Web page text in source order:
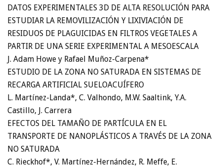
DATOS EXPERIMENTALES 3D DE ALTA RESOLUCIÓN PARA
ESTUDIAR LA REMOVILIZACIÓN Y LIXIVIACIÓN DE
RESIDUOS DE PLAGUICIDAS EN FILTROS VEGETALES A
PARTIR DE UNA SERIE EXPERIMENTAL A MESOESCALA
J. Adam Howe y Rafael Muñoz-Carpena*
ESTUDIO DE LA ZONA NO SATURADA EN SISTEMAS DE
RECARGA ARTIFICIAL SUELOACUÍFERO
L. Martínez-Landa*, C. Valhondo, M.W. Saaltink, Y.A.
Castillo, J. Carrera
EFECTOS DEL TAMAÑO DE PARTÍCULA EN EL
TRANSPORTE DE NANOPLÁSTICOS A TRAVÉS DE LA ZONA
NO SATURADA
C. Rieckhof*, V. Martínez-Hernández, R. Meffe, E.